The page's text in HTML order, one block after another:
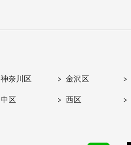
神奈川区 金沢区
中区 西区